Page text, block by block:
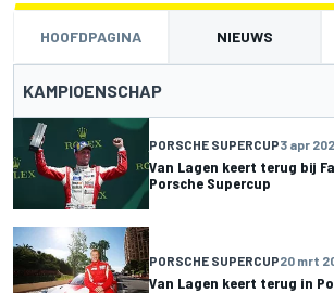
HOOFDPAGINA NIEUWS
KAMPIOENSCHAP
PORSCHE SUPERCUP3 apr
Van Lagen keert terug bij
Porsche Supercup
PORSCHE SUPERCUP20 mrt
Van Lagen keert terug in